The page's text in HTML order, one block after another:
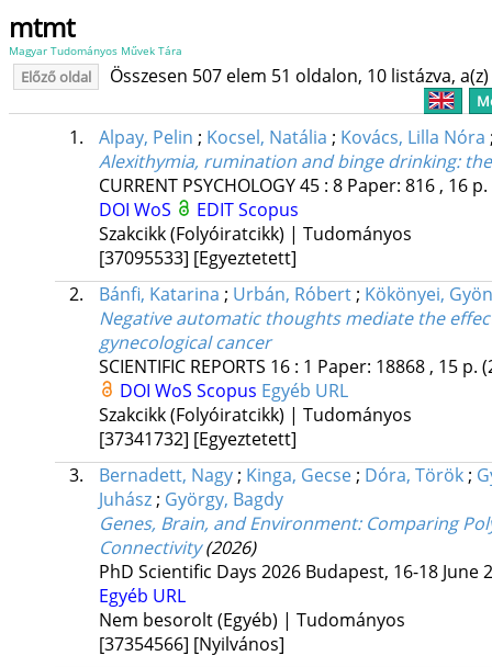
mtmt
Magyar Tudományos Művek Tára
Előző oldal Összesen 507 elem 51 oldalon, 10 listázva,
1. Alpay, Pelin ; Kocsel, Natália ; Kovács, Lilla Nóra
Alexithymia, rumination and binge drinking:
CURRENT PSYCHOLOGY45: 8 Paper: 816 , 16 p.
DOI WoS EDITScopus
Szakcikk (Folyóiratcikk) | Tudományos
[37095533] [Egyeztetett]
2.
Bánfi, Katarina ; Urbán, Róbert; Kökönyei,
Negative automatic thoughts mediate the
gynecological cancer
SCIENTIFIC REPORTS 16: 1 Paper: 18868 , 15 p.
DOI WoS Scopus Egyéb URL
Szakcikk (Folyóiratcikk) | Tudományos
[37341732] [Egyeztetett]
3.
Bernadett, Nagy; Kinga, Gecse; Dóra, Török;
Juhász; György, Bagdy
Genes, Brain, and Environment: Comparing
Connectivity (2026)
PhD Scientific Days 2026 Budapest, 16-18 June
Egyéb URL
Nem besorolt (Egyéb) | Tudományos
[37354566] [Nyilvános]